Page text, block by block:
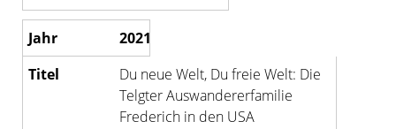
2021
Du neue Welt, Du freie Welt: Die
Telgter Auswandererfamilie
Frederich in den USA